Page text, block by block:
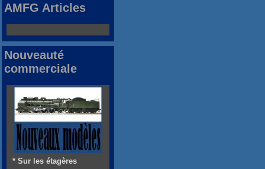
AMFG Articles
Nouveauté
commerciale
* Sur les étagères